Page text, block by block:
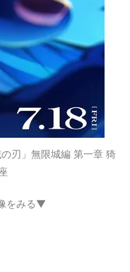
刃」無限城編 第一章 猗
をみる▼